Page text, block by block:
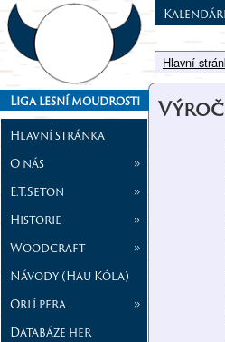
Liga lesní moudrosti
Hlavní stránka
O nás
»
E.T.Seton
»
Historie
»
Woodcraft
»
Návody (Hau Kóla)
Orlí pera
»
Databáze her
Hlavní